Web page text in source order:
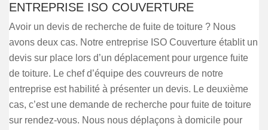
ENTREPRISE ISO COUVERTURE
Avoir un devis de recherche de fuite de toiture ? Nous
avons deux cas. Notre entreprise ISO Couverture établit un
devis sur place lors d’un déplacement pour urgence fuite
de toiture. Le chef d’équipe des couvreurs de notre
entreprise est habilité à présenter un devis. Le deuxième
cas, c’est une demande de recherche pour fuite de toiture
sur rendez-vous. Nous nous déplaçons à domicile pour